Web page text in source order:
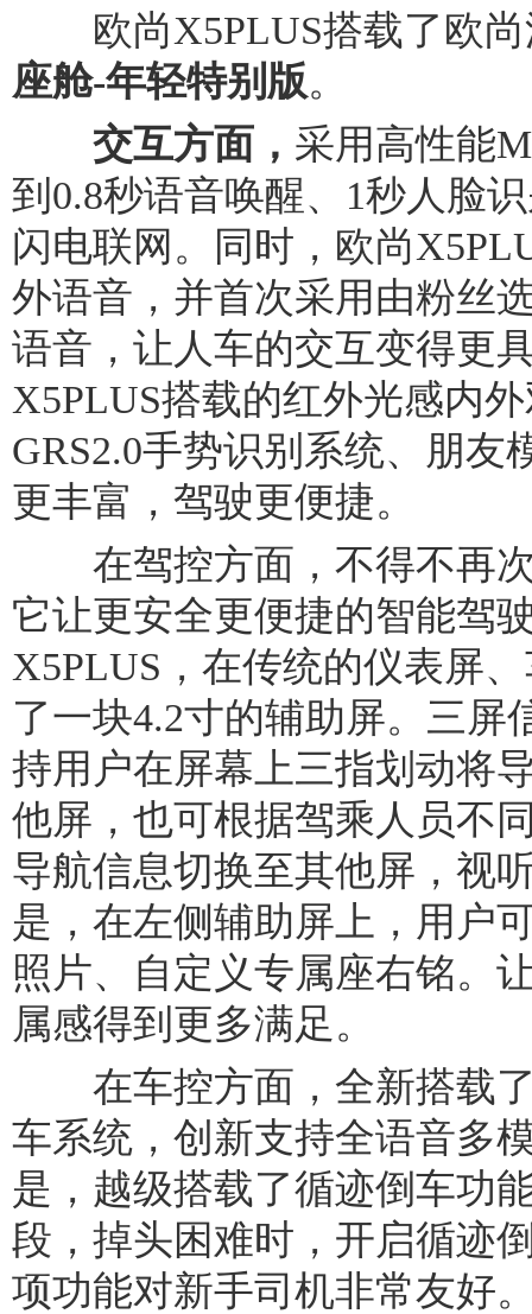
欧尚X5PLUS搭载了欧尚
座舱-年轻特别版。
交互方面， 采用高性能
到0.8秒语音唤醒、1秒人脸
闪电联网。同时，欧尚
外语音，并首次采用由粉丝
语音，让人车的交互变得更
X5PLUS搭载的红外光感内
GRS2.0手势识别系统、朋友
更丰富，驾驶更便捷。
在驾控方面，不得不再次
它让更安全更便捷的智能驾
X5PLUS，在传统的仪表屏
了一块4.2寸的辅助屏。三屏
持用户在屏幕上三指划动将
他屏，也可根据驾乘人员不
导航信息切换至其他屏，视
是，在左侧辅助屏上，用户
照片、自定义专属座右铭。
属感得到更多满足。
在车控方面，全新搭载了
车系统，创新支持全语音多
是，越级搭载了循迹倒车功
段，掉头困难时，开启循迹
项功能对新手司机非常友好